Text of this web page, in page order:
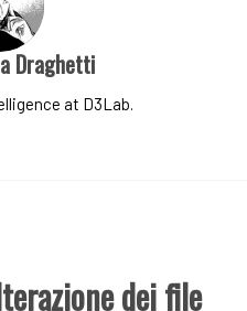
Draghetti
at D3Lab.
dei file